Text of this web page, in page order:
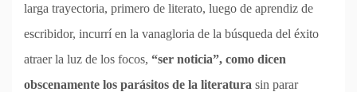
larga trayectoria, primero de literato, luego de aprendiz de
escribidor, incurrí en la vanagloria de la búsqueda del éxito
atraer la luz de los focos, “ser noticia”, como dicen
obscenamente los parásitos de la literatura sin parar